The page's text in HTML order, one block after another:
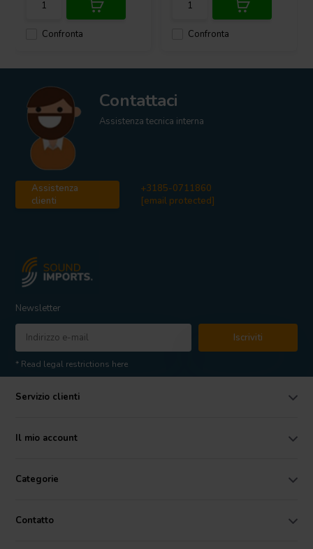
Confronta Confronta
Contattaci
Assistenza tecnica interna
Assistenza
clienti
+3185-0711860
[email protected]
Newsletter
Iscriviti
* Read legal restrictions here
Servizio clienti
Il mio account
Categorie
Contatto